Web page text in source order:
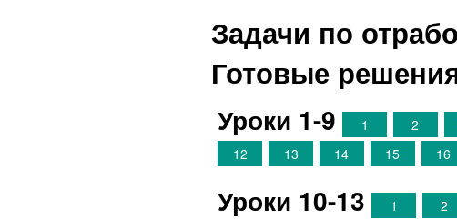
Задачи по
Готовые
Уроки 1-9 1 2
12
13 14 15 16
Уроки 10-13 1 2